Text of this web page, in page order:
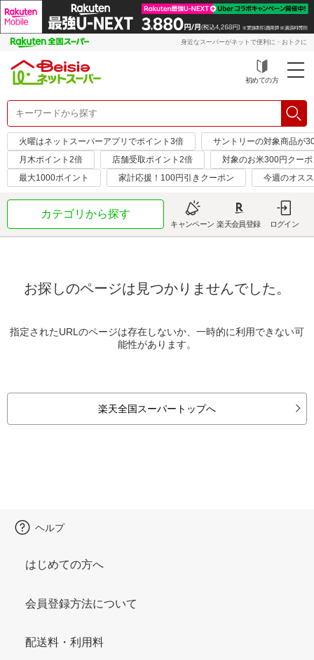
身近なスーパーがネットで便利に・おトクに
初めての方
火曜はネットスーパーアプリでポイント3倍
サントリーの対象商品が
月木ポイント2倍
店舗受取ポイント2倍
対象のお米300円クー
最大1000ポイント
家計応援！100円引きクーポン 今週のオス
カテゴリから探す
キャンペーン 楽天会員登録 ログイン
お探しのページは見つかりませんでした。
指定されたURLのページは存在しないか、一時的に利用できない可
能性があります。
楽天全国スーパートップへ
ヘルプ
はじめての方へ
会員登録方法について
配送料・利用料